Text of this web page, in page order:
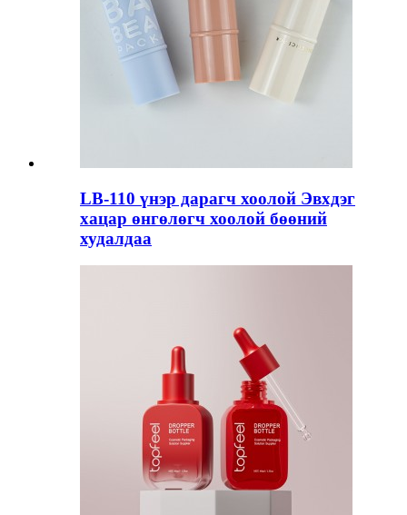
LB-110 үнэр дарагч хоолой Эвхдэг
хацар өнгөлөгч хоолой бөөний
худалдаа